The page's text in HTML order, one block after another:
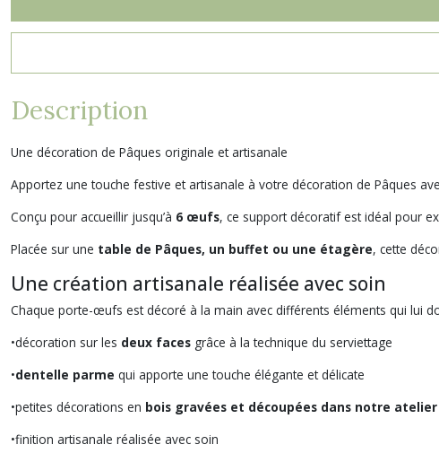
Description
Une décoration de Pâques originale et artisanale
Apportez une touche festive et artisanale à votre décoration de Pâques
Conçu pour accueillir jusqu’à 6 œufs, ce support décoratif est idéal pour
Placée sur une table de Pâques, un buffet ou une étagère, cette
Une création artisanale réalisée avec soin
Chaque porte-œufs est décoré à la main avec différents éléments qui lui
•décoration sur les deux faces grâce à la technique du serviettage
•dentelle parme qui apporte une touche élégante et délicate
•petites décorations en bois gravées et découpées dans notre atelier
•finition artisanale réalisée avec soin